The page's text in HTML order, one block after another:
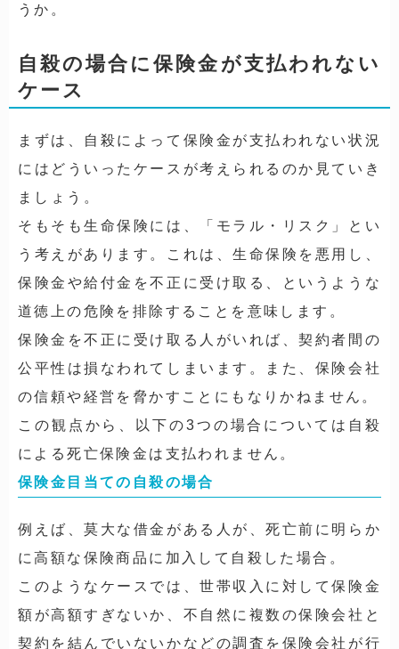
うか。
自殺の場合に保険金が支払われない
ケース
まずは、自殺によって保険金が支払われない状況
にはどういったケースが考えられるのか見ていき
ましょう。
そもそも生命保険には、「モラル・リスク」とい
う考えがあります。これは、生命保険を悪用し、
保険金や給付金を不正に受け取る、というような
道徳上の危険を排除することを意味します。
保険金を不正に受け取る人がいれば、契約者間の
公平性は損なわれてしまいます。また、保険会社
の信頼や経営を脅かすことにもなりかねません。
この観点から、以下の3つの場合については自殺
による死亡保険金は支払われません。
保険金目当ての自殺の場合
例えば、莫大な借金がある人が、死亡前に明らか
に高額な保険商品に加入して自殺した場合。
このようなケースでは、世帯収入に対して保険金
額が高額すぎないか、不自然に複数の保険会社と
契約を結んでいないかなどの調査を保険会社が行